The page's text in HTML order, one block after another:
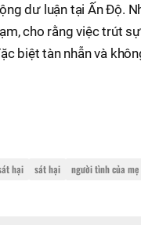
dư luận tại Ấn Độ.
cho rằng việc trút
biệt tàn nhẫn và
hại sát hại người tình của